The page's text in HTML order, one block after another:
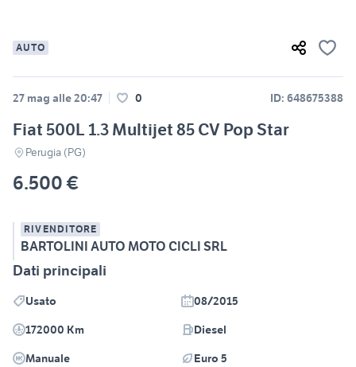
AUTO
27 mag alle 20:47 0 ID: 648675388
Fiat 500L 1.3 Multijet 85 CV Pop Star
Perugia (PG)
6.500 €
RIVENDITORE
BARTOLINI AUTO MOTO CICLI SRL
Dati principali
Usato
08/2015
172000 Km
Diesel
Manuale
Euro 5